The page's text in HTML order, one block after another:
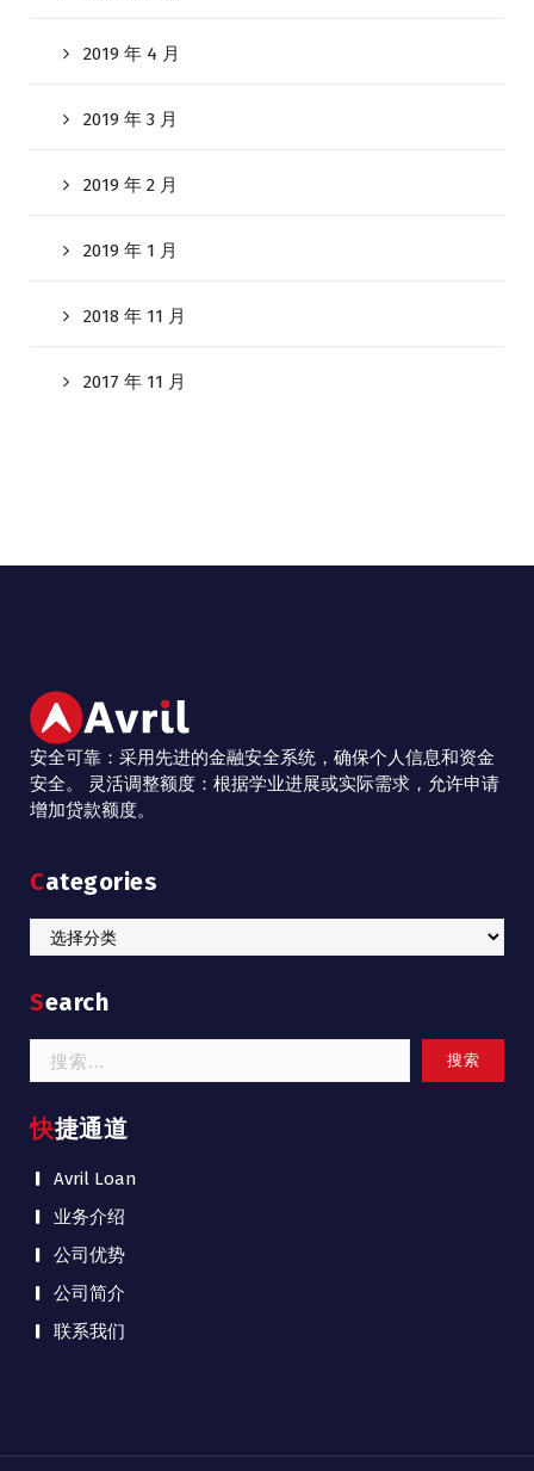
2019 年 4 月
2019 年 3 月
2019 年 2 月
2019 年 1 月
2018 年 11 月
2017 年 11 月
安全可靠：采用先进的金融安全系统，确保个人信息和资金
安全。 灵活调整额度：根据学业进展或实际需求，允许申请
增加贷款额度。
Categories
Categories
Search
索：
快捷通道
Avril Loan
业务介绍
公司优势
公司简介
联系我们